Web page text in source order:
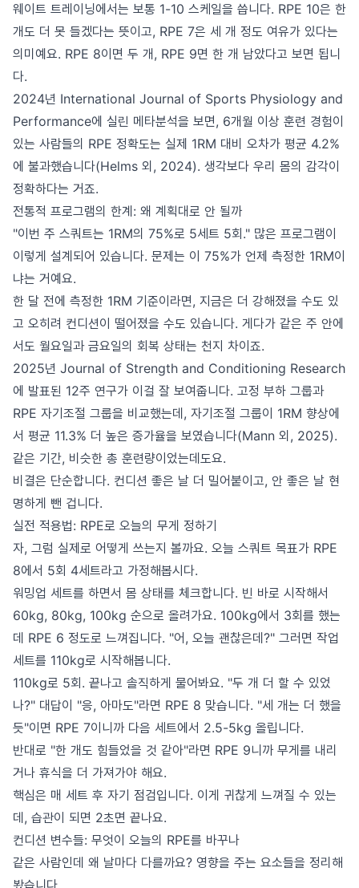
웨이트 트레이닝에서는 보통 1-10 스케일을 씁니다. RPE 10은 한
개도 더 못 들겠다는 뜻이고, RPE 7은 세 개 정도 여유가 있다는
의미예요. RPE 8이면 두 개, RPE 9면 한 개 남았다고 보면 됩니
다.
2024년 International Journal of Sports Physiology and
Performance에 실린 메타분석을 보면, 6개월 이상 훈련 경험이
있는 사람들의 RPE 정확도는 실제 1RM 대비 오차가 평균 4.2%
에 불과했습니다(Helms 외, 2024). 생각보다 우리 몸의 감각이
정확하다는 거죠.
전통적 프로그램의 한계: 왜 계획대로 안 될까
"이번 주 스쿼트는 1RM의 75%로 5세트 5회." 많은 프로그램이
이렇게 설계되어 있습니다. 문제는 이 75%가 언제 측정한 1RM이
냐는 거예요.
한 달 전에 측정한 1RM 기준이라면, 지금은 더 강해졌을 수도 있
고 오히려 컨디션이 떨어졌을 수도 있습니다. 게다가 같은 주 안에
서도 월요일과 금요일의 회복 상태는 천지 차이죠.
2025년 Journal of Strength and Conditioning Research
에 발표된 12주 연구가 이걸 잘 보여줍니다. 고정 부하 그룹과
RPE 자기조절 그룹을 비교했는데, 자기조절 그룹이 1RM 향상에
서 평균 11.3% 더 높은 증가율을 보였습니다(Mann 외, 2025).
같은 기간, 비슷한 총 훈련량이었는데도요.
비결은 단순합니다. 컨디션 좋은 날 더 밀어붙이고, 안 좋은 날 현
명하게 뺀 겁니다.
실전 적용법: RPE로 오늘의 무게 정하기
자, 그럼 실제로 어떻게 쓰는지 볼까요. 오늘 스쿼트 목표가 RPE
8에서 5회 4세트라고 가정해봅시다.
워밍업 세트를 하면서 몸 상태를 체크합니다. 빈 바로 시작해서
60kg, 80kg, 100kg 순으로 올려가요. 100kg에서 3회를 했는
데 RPE 6 정도로 느껴집니다. "어, 오늘 괜찮은데?" 그러면 작업
세트를 110kg로 시작해봅니다.
110kg로 5회. 끝나고 솔직하게 물어봐요. "두 개 더 할 수 있었
나?" 대답이 "응, 아마도"라면 RPE 8 맞습니다. "세 개는 더 했을
듯"이면 RPE 7이니까 다음 세트에서 2.5-5kg 올립니다.
반대로 "한 개도 힘들었을 것 같아"라면 RPE 9니까 무게를 내리
거나 휴식을 더 가져가야 해요.
핵심은 매 세트 후 자기 점검입니다. 이게 귀찮게 느껴질 수 있는
데, 습관이 되면 2초면 끝나요.
컨디션 변수들: 무엇이 오늘의 RPE를 바꾸나
같은 사람인데 왜 날마다 다를까요? 영향을 주는 요소들을 정리해
봤습니다.